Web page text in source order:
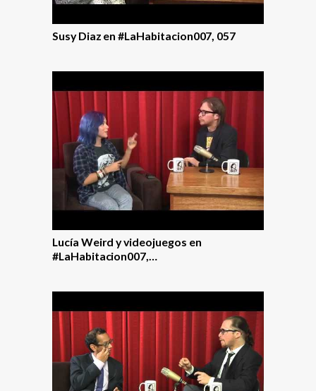
Susy Diaz en #LaHabitacion007, 057
Lucía Weird y videojuegos en
#LaHabitacion007,…